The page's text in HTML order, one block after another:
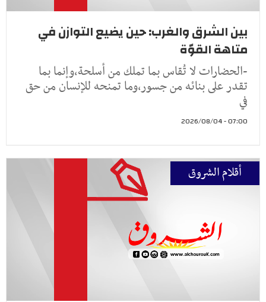
بين الشرق والغرب: حين يضيع التوازن في
متاهة القوّة
-الحضارات لا تُقاس بما تملك من أسلحة،وإنما بما
تقدر على بنائه من جسور،وما تمنحه للإنسان من حق
في
07:00 - 2026/08/04
أقلام الشروق